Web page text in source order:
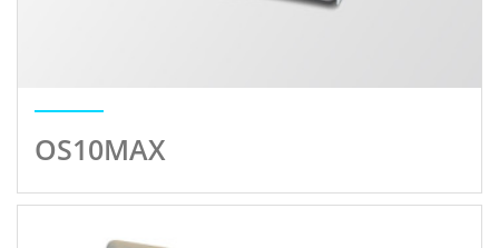
OS10MAX